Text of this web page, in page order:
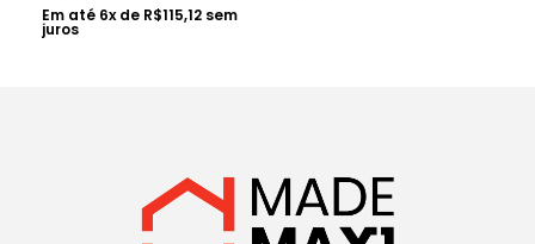
Em até 6x de R$115,12 sem
juros